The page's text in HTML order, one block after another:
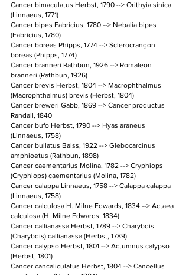
Cancer bimaculatus Herbst, 1790 --> Orithyia sinica
(Linnaeus, 1771)
Cancer bipes Fabricius, 1780 --> Nebalia bipes
(Fabricius, 1780)
Cancer boreas Phipps, 1774 --> Sclerocrangon
boreas (Phipps, 1774)
Cancer branneri Rathbun, 1926 --> Romaleon
branneri (Rathbun, 1926)
Cancer brevis Herbst, 1804 --> Macrophthalmus
(Macrophthalmus) brevis (Herbst, 1804)
Cancer breweri Gabb, 1869 --> Cancer productus
Randall, 1840
Cancer bufo Herbst, 1790 --> Hyas araneus
(Linnaeus, 1758)
Cancer bullatus Balss, 1922 --> Glebocarcinus
amphioetus (Rathbun, 1898)
Cancer caementarius Molina, 1782 --> Cryphiops
(Cryphiops) caementarius (Molina, 1782)
Cancer calappa Linnaeus, 1758 --> Calappa calappa
(Linnaeus, 1758)
Cancer calculosa H. Milne Edwards, 1834 --> Actaea
calculosa (H. Milne Edwards, 1834)
Cancer callianassa Herbst, 1789 --> Charybdis
(Charybdis) callianassa (Herbst, 1789)
Cancer calypso Herbst, 1801 --> Actumnus calypso
(Herbst, 1801)
Cancer cancaliculatus Herbst, 1804 --> Cancellus